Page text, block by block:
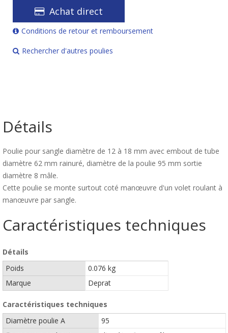
Achat direct
Conditions de retour et remboursement
Rechercher d'autres poulies
Détails
Poulie pour sangle diamètre de 12 à 18 mm avec embout de tube
diamètre 62 mm rainuré, diamètre de la poulie 95 mm sortie
diamètre 8 mâle.
Cette poulie se monte surtout coté manœuvre d'un volet roulant à
manœuvre par sangle.
Caractéristiques techniques
Détails
Poids
0.076 kg
Marque
Deprat
Caractéristiques techniques
Diamètre poulie A
95